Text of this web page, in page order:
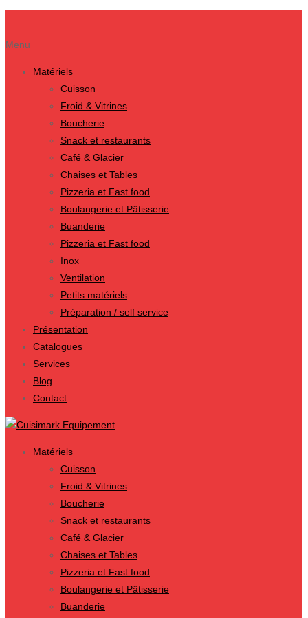
Menu
Matériels
Cuisson
Froid & Vitrines
Boucherie
Snack et restaurants
Café & Glacier
Chaises et Tables
Pizzeria et Fast food
Boulangerie et Pâtisserie
Buanderie
Pizzeria et Fast food
Inox
Ventilation
Petits matériels
Préparation / self service
Présentation
Catalogues
Services
Blog
Contact
Matériels
Cuisson
Froid & Vitrines
Boucherie
Snack et restaurants
Café & Glacier
Chaises et Tables
Pizzeria et Fast food
Boulangerie et Pâtisserie
Buanderie